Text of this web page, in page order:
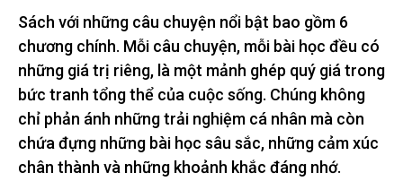
Sách với những câu chuyện nổi bật bao gồm 6
chương chính. Mỗi câu chuyện, mỗi bài học đều có
những giá trị riêng, là một mảnh ghép quý giá trong
bức tranh tổng thể của cuộc sống. Chúng không
chỉ phản ánh những trải nghiệm cá nhân mà còn
chứa đựng những bài học sâu sắc, những cảm xúc
chân thành và những khoảnh khắc đáng nhớ.